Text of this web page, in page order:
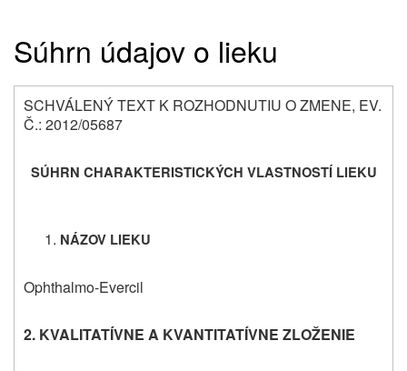
Súhrn údajov o lieku
SCHVÁLENÝ TEXT K ROZHODNUTIU O ZMENE, EV.
Č.: 2012/05687
SÚHRN CHARAKTERISTICKÝCH VLASTNOSTÍ LIEKU
NÁZOV LIEKU
Ophthalmo-Evercil
2. KVALITATÍVNE A KVANTITATÍVNE ZLOŽENIE